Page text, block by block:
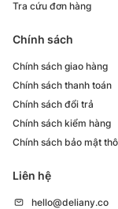
Tra cứu đơn hàng
Chính sách
Chính sách giao hàng
Chính sách thanh toán
Chính sách đổi trả
Chính sách kiểm hàng
Chính sách bảo mật
Liên hệ
hello@deliany.co